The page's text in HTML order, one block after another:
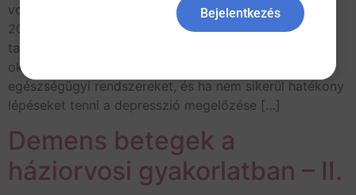
vonatkozó vizsgálata alapján prevalenciája 1990 és
2013 között 53,4%-kal emelkedett (1). A depresszió a
tartós munkaképesség-csökkenés egyik leggyakoribb
oka. Ez a „pandémia” felkészületlenül érte az
egészségügyi rendszereket, és ha nem sikerül hatékony
lépéseket tenni a depresszió megelőzése […]
Demens betegek a
háziorvosi gyakorlatban – II.
Bejelentkezés